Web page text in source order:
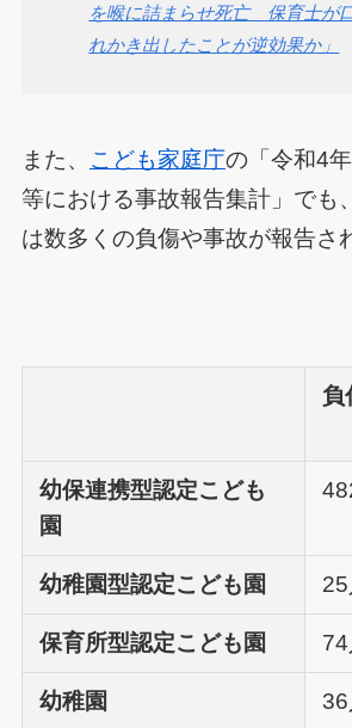
を喉に詰まらせ死亡 保育士が
れかき出したことが逆効果か」
また、 こども家庭庁の「令和4
等における事故報告集計」でも
は数多くの負傷や事故が報告さ
負
幼保連携型認定こども
園
幼稚園型認定こども園 25
保育所型認定こども園 74
幼稚園 36